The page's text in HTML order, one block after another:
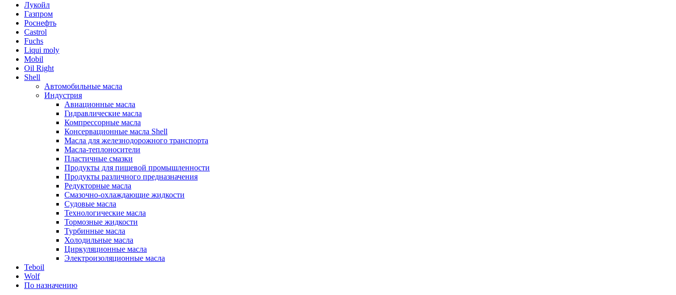
Лукойл
Газпром
Роснефть
Castrol
Fuchs
Liqui moly
Mobil
Oil Right
Shell
Автомобильные масла
Индустрия
Авиационные масла
Гидравлические масла
Компрессорные масла
Консервационные масла Shell
Масла для железнодорожного транспорта
Масла-теплоносители
Пластичные смазки
Продукты для пищевой промышленности
Продукты различного предназначения
Редукторные масла
Смазочно-охлаждающие жидкости
Судовые масла
Технологические масла
Тормозные жидкости
Турбинные масла
Холодильные масла
Циркуляционные масла
Электроизоляционные масла
Teboil
Wolf
По назначению